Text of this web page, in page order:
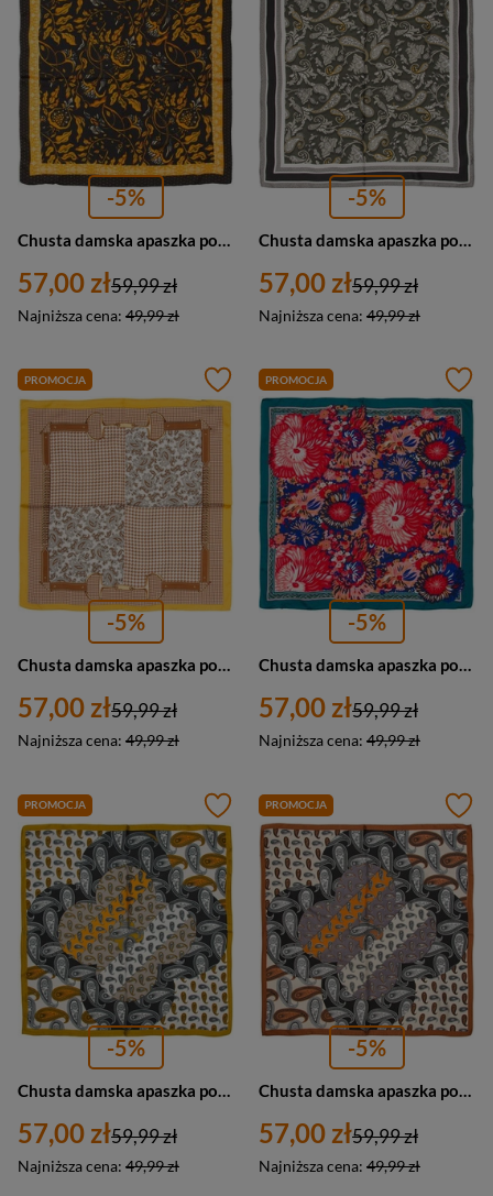
-5%
57,00 zł
Najniższa cena: 49,99 zł
59,99 zł
-5%
57,00 zł
Najniższa cena: 49,99 zł
59,99 zł
PROMOCJA
-5%
Chusta damska apaszka pod szyję żółta elegancka wzór - Versoli GB-18
57,00 zł
Najniższa cena: 49,99 zł
59,99 zł
PROMOCJA
-5%
Chusta damska apaszka pod szyję kolorowa - Versoli GB-7
57,00 zł
Najniższa cena: 49,99 zł
59,99 zł
PROMOCJA
-5%
57,00 zł
Najniższa cena: 49,99 zł
59,99 zł
PROMOCJA
-5%
57,00 zł
Najniższa cena: 49,99 zł
59,99 zł